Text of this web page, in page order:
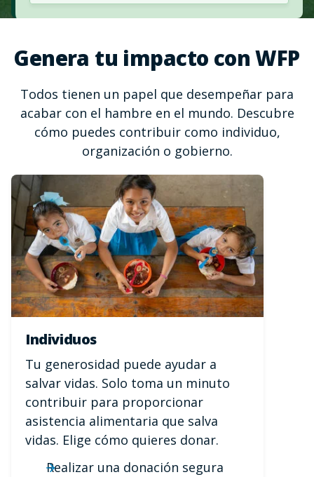
Genera tu impacto con WFP
Todos tienen un papel que desempeñar para
acabar con el hambre en el mundo. Descubre
cómo puedes contribuir como individuo,
organización o gobierno.
Individuos
Tu generosidad puede ayudar a
salvar vidas. Solo toma un minuto
contribuir para proporcionar
asistencia alimentaria que salva
vidas. Elige cómo quieres donar.
Realizar una donación segura